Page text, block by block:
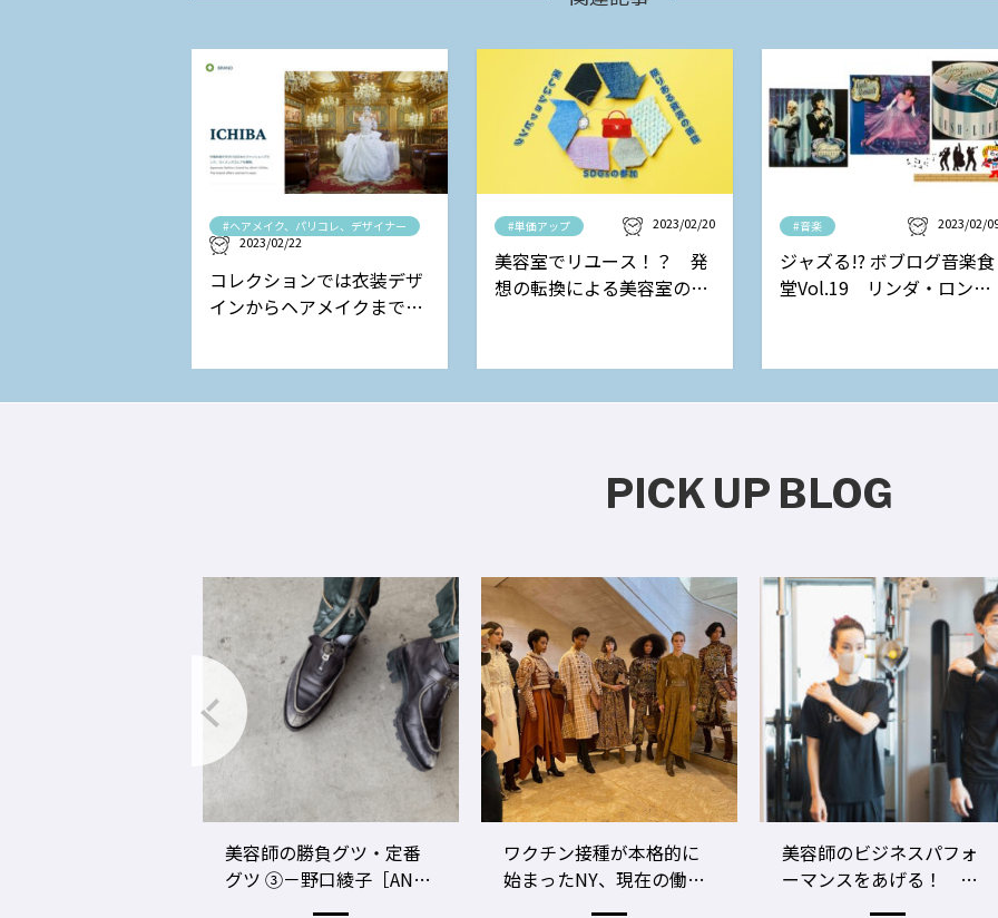
#ヘアメイク、パリコレ、デザイナー
2023/02/22
コレクションでは衣装デザ
インからヘアメイクまで担
#単価アップ 2023/02/20
美容室でリユース！？ 発
想の転換による美容室の新
#音楽 2023/02/
ジャズる!? ボブログ音楽食
堂Vol.19 リンダ・ロンシ
PICK UP BLOG
美容師の勝負グツ・定番
グツ ③－野口綾子［AND
THE BRICKS（アンドザブ
ワクチン接種が本格的に
始まったNY、現在の働き
方＆街の様子
美容師のビジネスパフォ
ーマンスをあげる！ ト
レーニングジムに潜入